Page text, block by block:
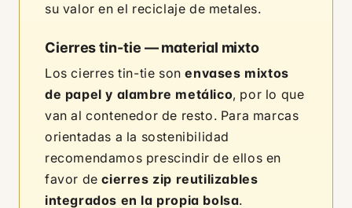
su valor en el reciclaje de metales.
Cierres tin-tie — material mixto
Los cierres tin-tie sonenvases mixtos
de papel y alambre metálico, por lo que
van al contenedor de resto. Para marcas
orientadas a la sostenibilidad
recomendamos prescindir de ellos en
favor decierres zip reutilizables
integrados en la propia bolsa.